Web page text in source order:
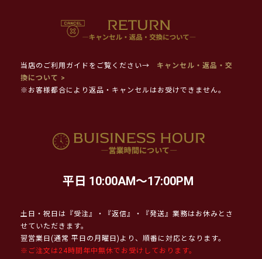
当店のご利用ガイドをご覧ください→
キャンセル・返品・交
換について >
※お客様都合により返品・キャンセルはお受けできません。
平日 10:00AM～17:00PM
土日・祝日は『受注』・『返信』・『発送』業務はお休みとさ
せていただきます。
翌営業日(通常 平日の月曜日)より、順番に対応となります。
※ご注文は24時間年中無休でお受けしております。